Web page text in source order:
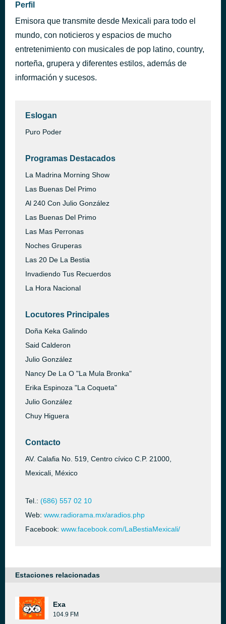
Perfil
Emisora que transmite desde Mexicali para todo el
mundo, con noticieros y espacios de mucho
entretenimiento con musicales de pop latino, country,
norteña, grupera y diferentes estilos, además de
información y sucesos.
Eslogan
Puro Poder
Programas Destacados
La Madrina Morning Show
Las Buenas Del Primo
Al 240 Con Julio González
Las Buenas Del Primo
Las Mas Perronas
Noches Gruperas
Las 20 De La Bestia
Invadiendo Tus Recuerdos
La Hora Nacional
Locutores Principales
Doña Keka Galindo
Said Calderon
Julio González
Nancy De La O "La Mula Bronka"
Erika Espinoza "La Coqueta"
Julio González
Chuy Higuera
Contacto
AV. Calafia No. 519, Centro cívico C.P. 21000,
Mexicali, México
Tel.: (686) 557 02 10
Web: www.radiorama.mx/aradios.php
Facebook: www.facebook.com/LaBestiaMexicali/
Estaciones relacionadas
Exa
104.9 FM